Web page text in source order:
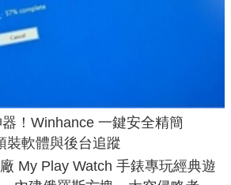
！Winhance 一鍵安全精簡
裝軟體與後台追蹤
My Play Watch 手錶專玩經典遊